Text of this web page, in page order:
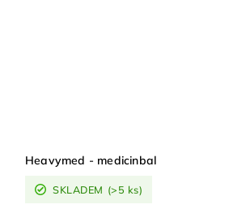
Heavymed - medicinbal
SKLADEM (>5 ks)